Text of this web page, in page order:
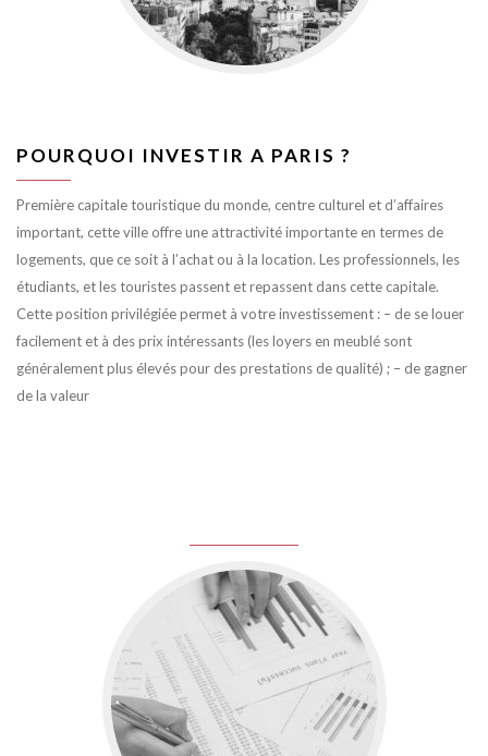
POURQUOI INVESTIR A PARIS ?
Première capitale touristique du monde, centre culturel et d’affaires
important, cette ville offre une attractivité importante en termes de
logements, que ce soit à l’achat ou à la location. Les professionnels, les
étudiants, et les touristes passent et repassent dans cette capitale.
Cette position privilégiée permet à votre investissement : – de se louer
facilement et à des prix intéressants (les loyers en meublé sont
généralement plus élevés pour des prestations de qualité) ; – de gagner
de la valeur